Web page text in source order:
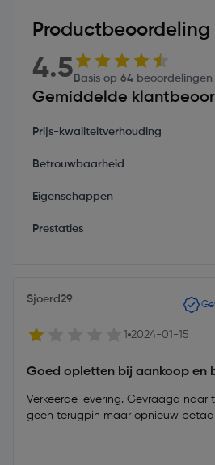
Productbeoordeling
4.5 Basis op 64
Gemiddelde
Prijs-kwaliteitverhouding
Betrouwbaarheid
Eigenschappen
Prestaties
Sjoerd29
1 2024-01-15
Goed opletten bij aankoop en
Verkeerde levering. Gevraagd naar
geen terugpin maar opnieuw